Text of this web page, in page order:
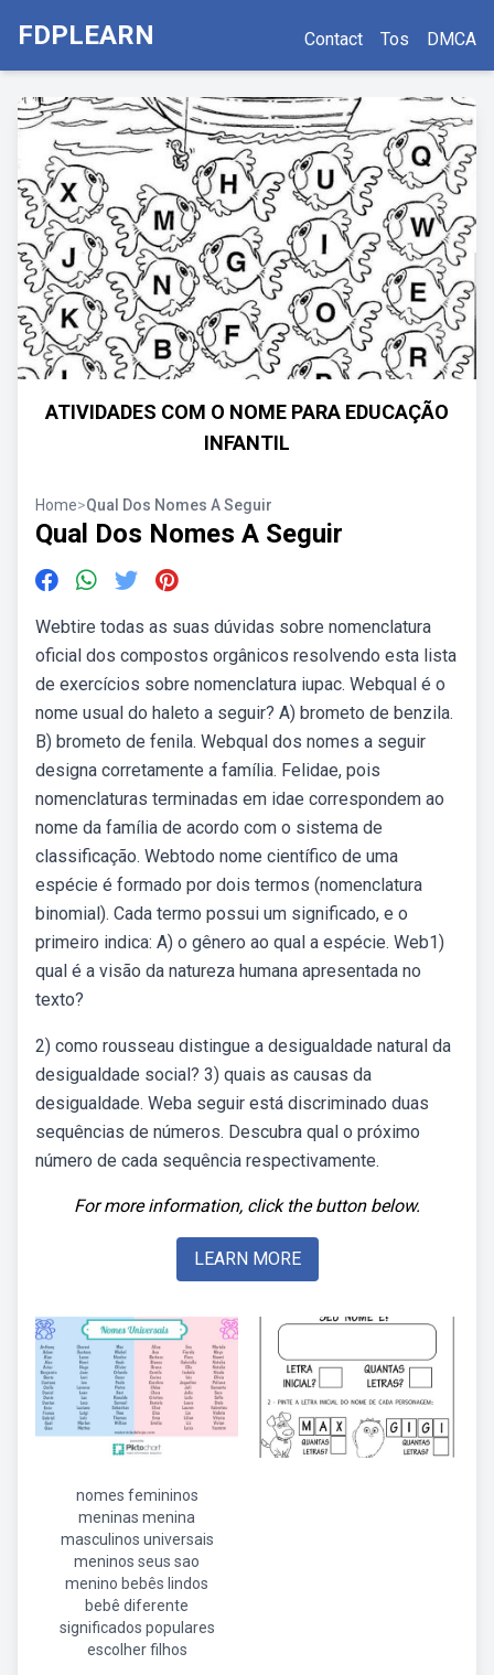
FDPLEARN Contact Tos DMCA
ATIVIDADES COM O NOME PARA EDUCAÇÃO
INFANTIL
Home>Qual Dos Nomes A Seguir
Qual Dos Nomes A Seguir
Webtire todas as suas dúvidas sobre nomenclatura
oficial dos compostos orgânicos resolvendo esta lista
de exercícios sobre nomenclatura iupac. Webqual é o
nome usual do haleto a seguir? A) brometo de benzila.
B) brometo de fenila. Webqual dos nomes a seguir
designa corretamente a família. Felidae, pois
nomenclaturas terminadas em idae correspondem ao
nome da família de acordo com o sistema de
classificação. Webtodo nome científico de uma
espécie é formado por dois termos (nomenclatura
binomial). Cada termo possui um significado, e o
primeiro indica: A) o gênero ao qual a espécie. Web1)
qual é a visão da natureza humana apresentada no
texto?
2) como rousseau distingue a desigualdade natural da
desigualdade social? 3) quais as causas da
desigualdade. Weba seguir está discriminado duas
sequências de números. Descubra qual o próximo
número de cada sequência respectivamente.
For more information, click the button below.
LEARN MORE
nomes femininos
meninas menina
masculinos universais
meninos seus sao
menino bebês lindos
bebê diferente
significados populares
escolher filhos